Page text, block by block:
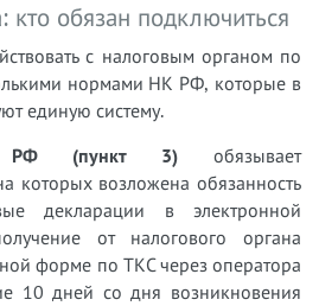
кто обязан подключиться
с налоговым органом по
нормами НК РФ, которые в
единую систему.
(пункт 3) обязывает
которых возложена обязанность
декларации в электронной
от налогового органа
форме по ТКС через оператора
10 дней со дня возникновения